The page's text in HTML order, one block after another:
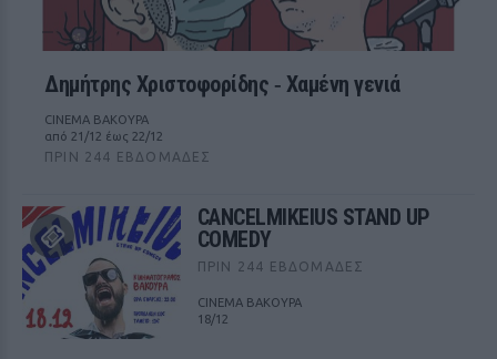
Δημήτρης Χριστοφορίδης ‑ Χαμένη γενιά
CINEMA ΒΑΚΟΥΡΑ
από 21/12 έως 22/12
ΠΡΙΝ 244 ΕΒΔΟΜΆΔΕΣ
CANCELMIKEIUS STAND UP
COMEDY
ΠΡΙΝ 244 ΕΒΔΟΜΆΔΕΣ
CINEMA ΒΑΚΟΥΡΑ
18/12